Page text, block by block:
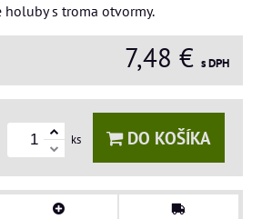
s troma otvormy.
7,48 € s DPH
ks DO KOŠÍKA